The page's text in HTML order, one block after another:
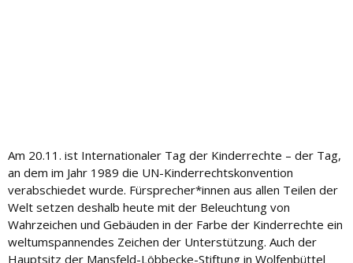
Am 20.11. ist Internationaler Tag der Kinderrechte – der Tag,
an dem im Jahr 1989 die UN-Kinderrechtskonvention
verabschiedet wurde. Fürsprecher*innen aus allen Teilen der
Welt setzen deshalb heute mit der Beleuchtung von
Wahrzeichen und Gebäuden in der Farbe der Kinderrechte ein
weltumspannendes Zeichen der Unterstützung. Auch der
Hauptsitz der Mansfeld-Löbbecke-Stiftung in Wolfenbüttel